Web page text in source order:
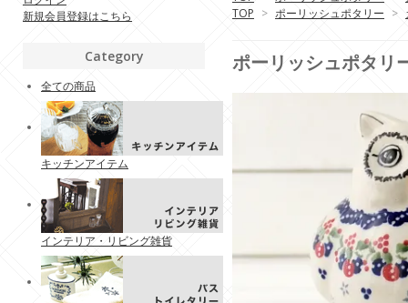
TOP > ポーリッシュポタリー >
ポーリッシュポタリ
新規会員登録はこちら
Category
全ての商品
キッチンアイテム
インテリア・リビング雑貨